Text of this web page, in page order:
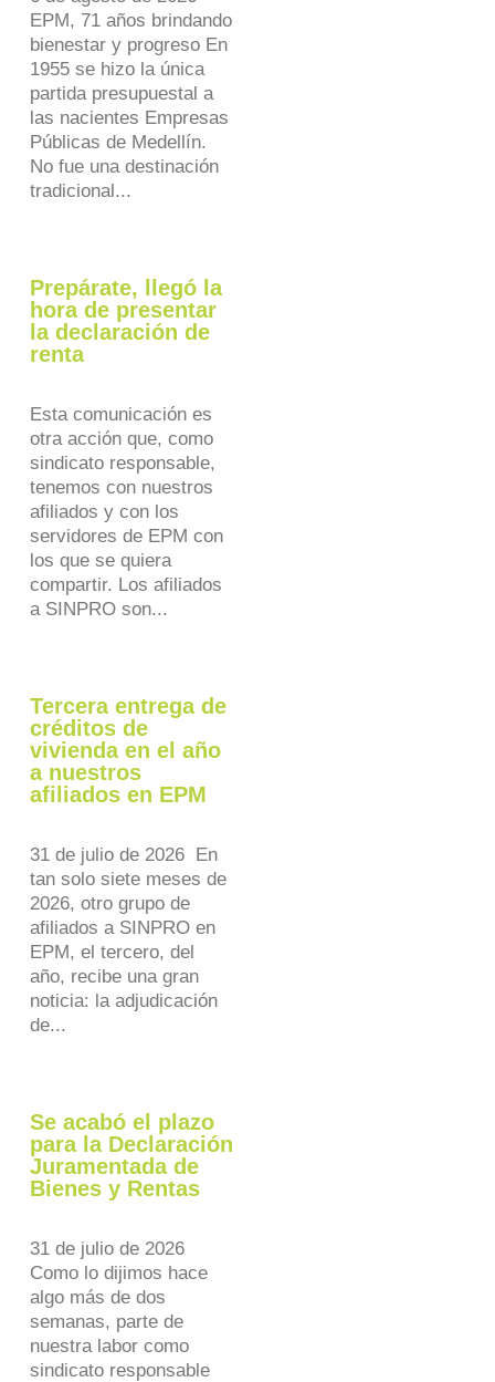
EPM, 71 años brindando
bienestar y progreso En
1955 se hizo la única
partida presupuestal a
las nacientes Empresas
Públicas de Medellín.
No fue una destinación
tradicional...
Prepárate, llegó la
hora de presentar
la declaración de
renta
Esta comunicación es
otra acción que, como
sindicato responsable,
tenemos con nuestros
afiliados y con los
servidores de EPM con
los que se quiera
compartir. Los afiliados
a SINPRO son...
Tercera entrega de
créditos de
vivienda en el año
a nuestros
afiliados en EPM
31 de julio de 2026 En
tan solo siete meses de
2026, otro grupo de
afiliados a SINPRO en
EPM, el tercero, del
año, recibe una gran
noticia: la adjudicación
de...
Se acabó el plazo
para la Declaración
Juramentada de
Bienes y Rentas
31 de julio de 2026
Como lo dijimos hace
algo más de dos
semanas, parte de
nuestra labor como
sindicato responsable